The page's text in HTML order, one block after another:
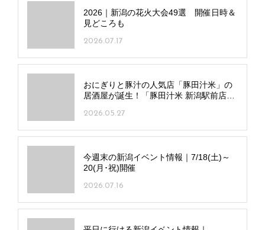
2026｜新潟の花火大会49選 開催日時＆
見どころも
2026.07.17
おにぎりと豚汁の人気店「豚田汁米」の
居酒屋が誕生！「豚田汁米 新潟駅前店」
2026.05.27
今週末の新潟イベント情報｜7/18(土)～
20(月･祝)開催
2026.07.16